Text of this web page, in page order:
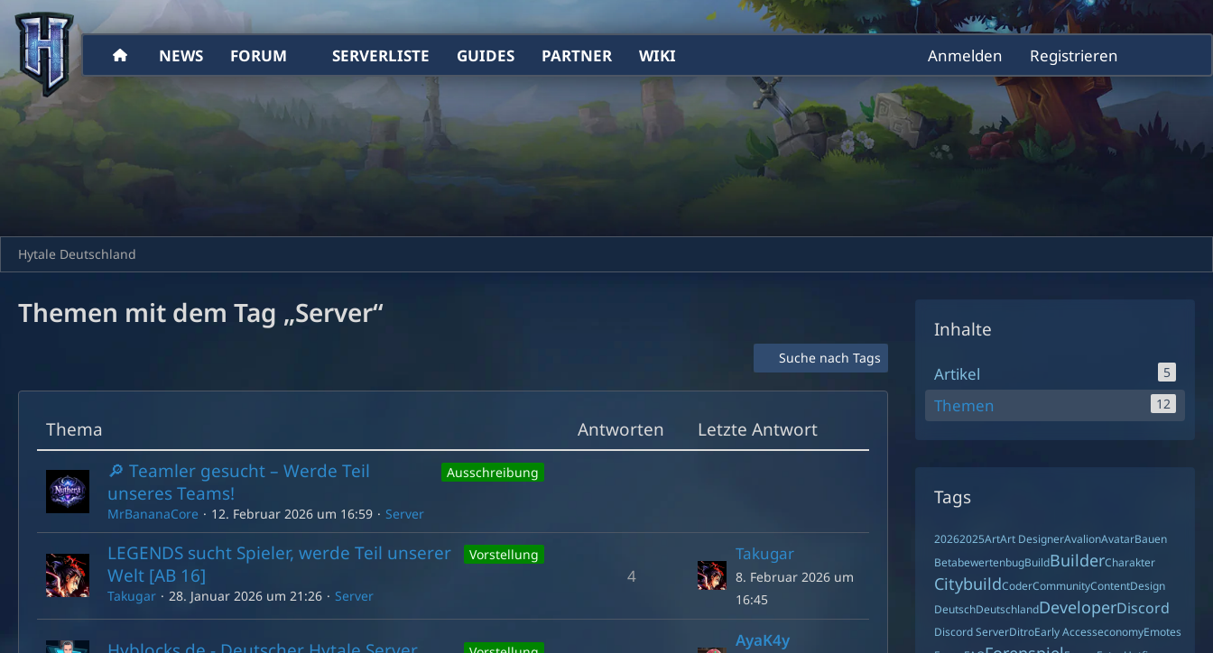
NEWS FORUM SERVERLISTE GUIDES PARTNER WIKI Anmelden Registrieren
Hytale Deutschland
Themen mit dem Tag „Server“
Suche nach Tags
Thema Antworten Letzte Antwort
Ausschreibung
🔎 Teamler gesucht – Werde Teil
unseres Teams!
MrBananaCore 12. Februar 2026 um 16:59 Server
Vorstellung
LEGENDS sucht Spieler, werde Teil unserer
Welt [AB 16]
Takugar 28. Januar 2026 um 21:26 Server
4
Takugar
8. Februar 2026 um
16:45
AyaK4y
Inhalte
Artikel 5
Themen 12
Tags
20262025ArtArt DesignerAvalionAvatarBauen
BetabewertenbugBuildBuilderCharakter
CitybuildCoderCommunityContentDesign
DeutschDeutschlandDeveloperDiscord
Discord ServerDitroEarly AccesseconomyEmotes